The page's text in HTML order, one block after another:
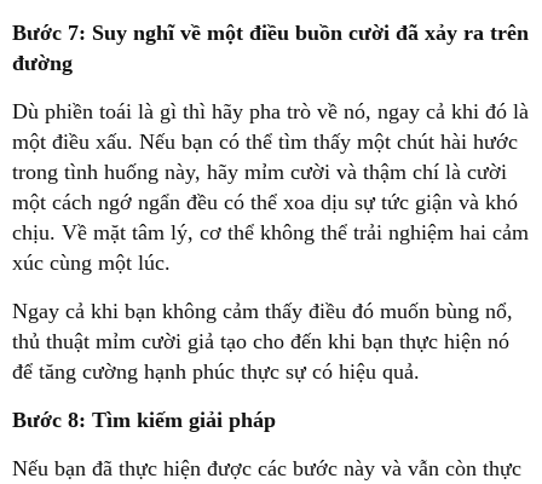
Bước 7: Suy nghĩ về một điều buồn cười đã xảy ra trên
đường
Dù phiền toái là gì thì hãy pha trò về nó, ngay cả khi đó là
một điều xấu. Nếu bạn có thể tìm thấy một chút hài hước
trong tình huống này, hãy mỉm cười và thậm chí là cười
một cách ngớ ngẩn đều có thể xoa dịu sự tức giận và khó
chịu. Về mặt tâm lý, cơ thể không thể trải nghiệm hai cảm
xúc cùng một lúc.
Ngay cả khi bạn không cảm thấy điều đó muốn bùng nổ,
thủ thuật mỉm cười giả tạo cho đến khi bạn thực hiện nó
để tăng cường hạnh phúc thực sự có hiệu quả.
Bước 8: Tìm kiếm giải pháp
Nếu bạn đã thực hiện được các bước này và vẫn còn thực